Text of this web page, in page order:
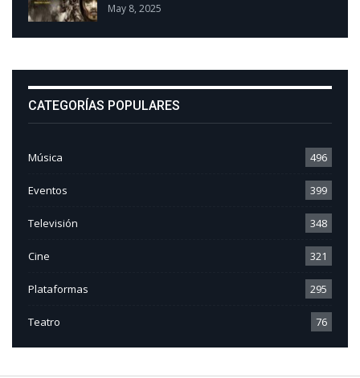
May 8, 2025
CATEGORÍAS POPULARES
Música 496
Eventos 399
Televisión 348
Cine 321
Plataformas 295
Teatro 76